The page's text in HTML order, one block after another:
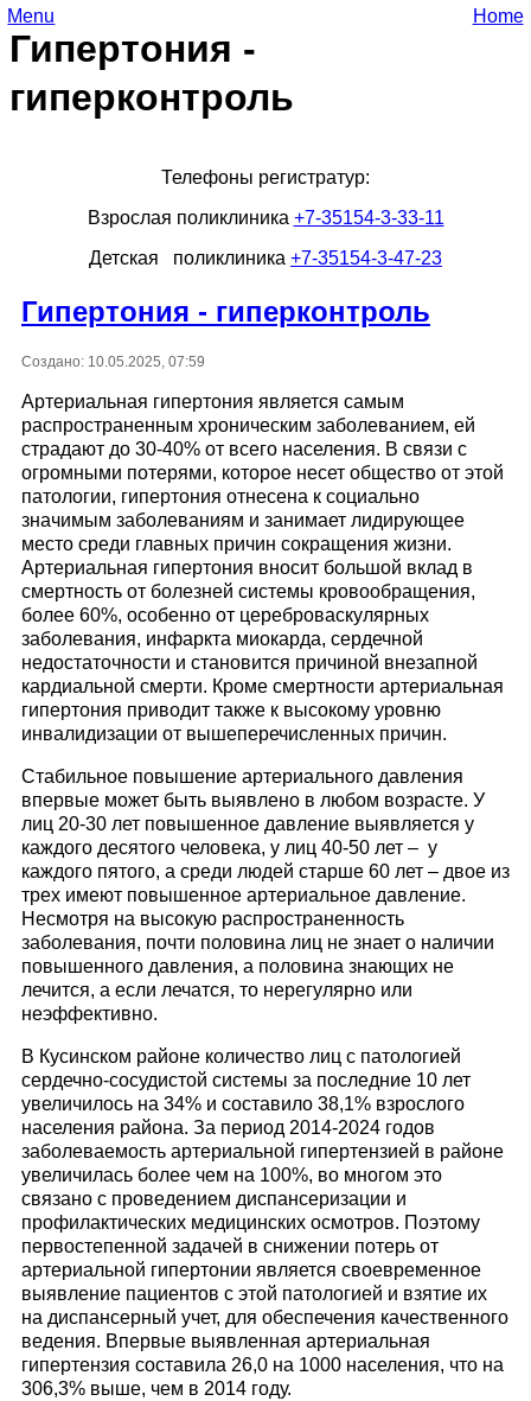
Гипертония -
гиперконтроль
Menu Home
Телефоны регистратур:
Взрослая поликлиника +7-35154-3-33-11
Детская поликлиника +7-35154-3-47-23
Гипертония - гиперконтроль
Создано: 10.05.2025, 07:59
Артериальная гипертония является самым
распространенным хроническим заболеванием, ей
страдают до 30-40% от всего населения. В связи с
огромными потерями, которое несет общество от этой
патологии, гипертония отнесена к социально
значимым заболеваниям и занимает лидирующее
место среди главных причин сокращения жизни.
Артериальная гипертония вносит большой вклад в
смертность от болезней системы кровообращения,
более 60%, особенно от цереброваскулярных
заболевания, инфаркта миокарда, сердечной
недостаточности и становится причиной внезапной
кардиальной смерти. Кроме смертности артериальная
гипертония приводит также к высокому уровню
инвалидизации от вышеперечисленных причин.
Стабильное повышение артериального давления
впервые может быть выявлено в любом возрасте. У
лиц 20-30 лет повышенное давление выявляется у
каждого десятого человека, у лиц 40-50 лет – у
каждого пятого, а среди людей старше 60 лет – двое из
трех имеют повышенное артериальное давление.
Несмотря на высокую распространенность
заболевания, почти половина лиц не знает о наличии
повышенного давления, а половина знающих не
лечится, а если лечатся, то нерегулярно или
неэффективно.
В Кусинском районе количество лиц с патологией
сердечно-сосудистой системы за последние 10 лет
увеличилось на 34% и составило 38,1% взрослого
населения района. За период 2014-2024 годов
заболеваемость артериальной гипертензией в районе
увеличилась более чем на 100%, во многом это
связано с проведением диспансеризации и
профилактических медицинских осмотров. Поэтому
первостепенной задачей в снижении потерь от
артериальной гипертонии является своевременное
выявление пациентов с этой патологией и взятие их
на диспансерный учет, для обеспечения качественного
ведения. Впервые выявленная артериальная
гипертензия составила 26,0 на 1000 населения, что на
306,3% выше, чем в 2014 году.